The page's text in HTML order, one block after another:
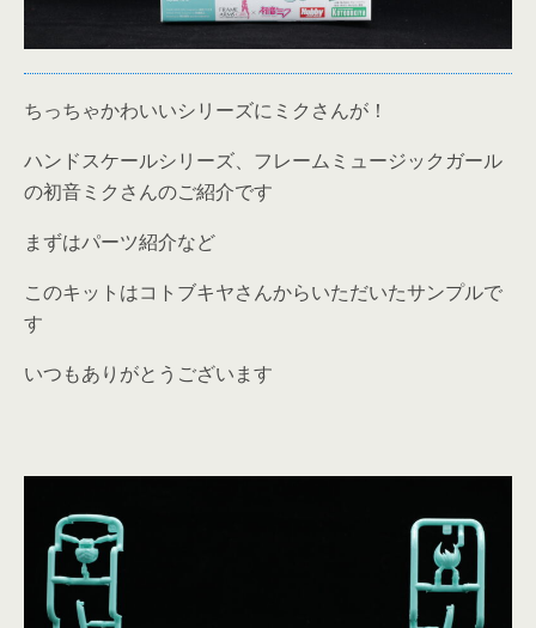
ちっちゃかわいいシリーズにミクさんが！
ハンドスケールシリーズ、フレームミュージックガール
の初音ミクさんのご紹介です
まずはパーツ紹介など
このキットはコトブキヤさんからいただいたサンプルで
す
いつもありがとうございます